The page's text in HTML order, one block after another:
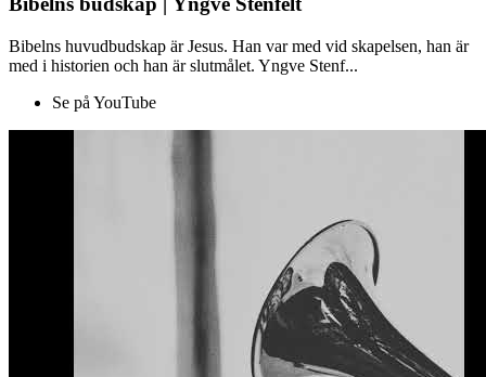
Bibelns huvudbudskap är Jesus. Han var med vid skapelsen, han är
med i historien och han är slutmålet. Yngve Stenf...
Se på YouTube